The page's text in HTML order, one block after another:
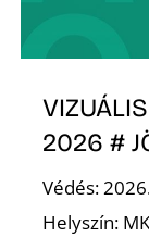
2026 #
Védés:
Helyszín: